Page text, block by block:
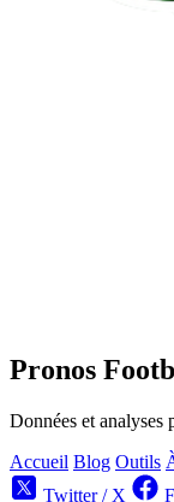
Pronos
Données et analyses
Accueil Blog Outils
Twitter / X